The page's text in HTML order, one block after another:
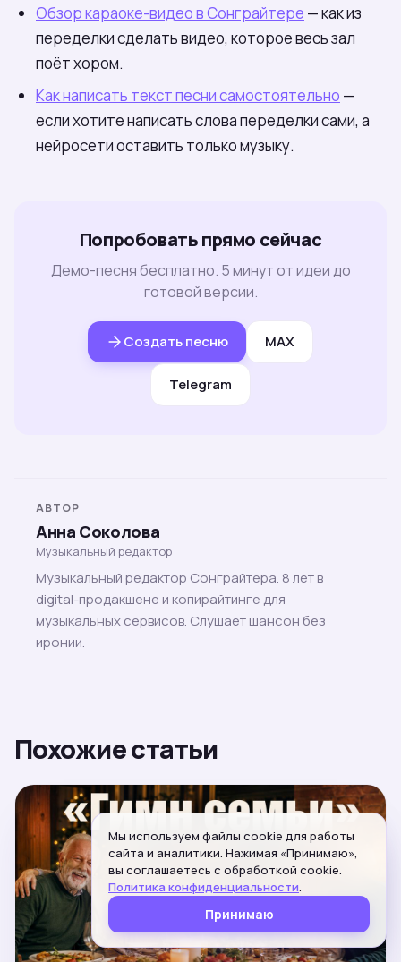
Обзор караоке-видео в Сонграйтере — как из
переделки сделать видео, которое весь зал
поёт хором.
Как написать текст песни самостоятельно —
если хотите написать слова переделки сами, а
нейросети оставить только музыку.
Попробовать прямо сейчас
Демо-песня бесплатно. 5 минут от идеи до
готовой версии.
Создать песню MAX
Telegram
АВТОР
Анна Соколова
Музыкальный редактор
Музыкальный редактор Сонграйтера. 8 лет в
digital-продакшене и копирайтинге для
музыкальных сервисов. Слушает шансон без
иронии.
Похожие статьи
Мы используем файлы cookie для работы
сайта и аналитики. Нажимая «Принимаю»,
вы соглашаетесь с обработкой cookie.
Политика конфиденциальности.
Принимаю